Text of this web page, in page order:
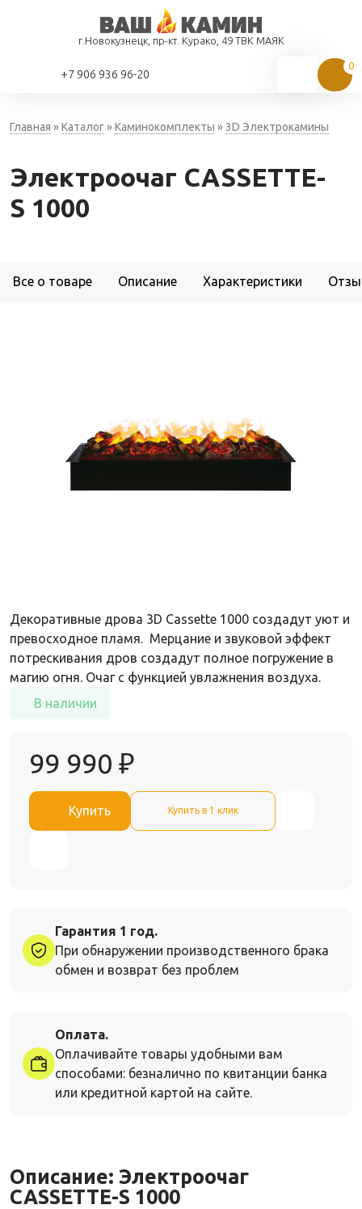
г.Новокузнецк, пр-кт. Курако, 49 ТВК МАЯК
+7 906 936 96-20
Главная »Каталог»Каминокомплекты »3D Электрокамины
Электроочаг CASSETTE-
S 1000
Все о товаре Описание Характеристики
Декоративные дрова 3D Cassette 1000 создадут уют и
превосходное пламя. Мерцание и звуковой эффект
потрескивания дров создадут полное погружение в
магию огня. Очаг с функцией увлажнения воздуха.
В наличии
99 990 ₽
Купить Купить в 1 клик
Гарантия 1 год.
При обнаружении производственного брака
обмен и возврат без проблем
Оплата.
Оплачивайте товары удобными вам
способами: безналично по квитанции банка
или кредитной картой на сайте.
Описание: Электроочаг
CASSETTE-S 1000